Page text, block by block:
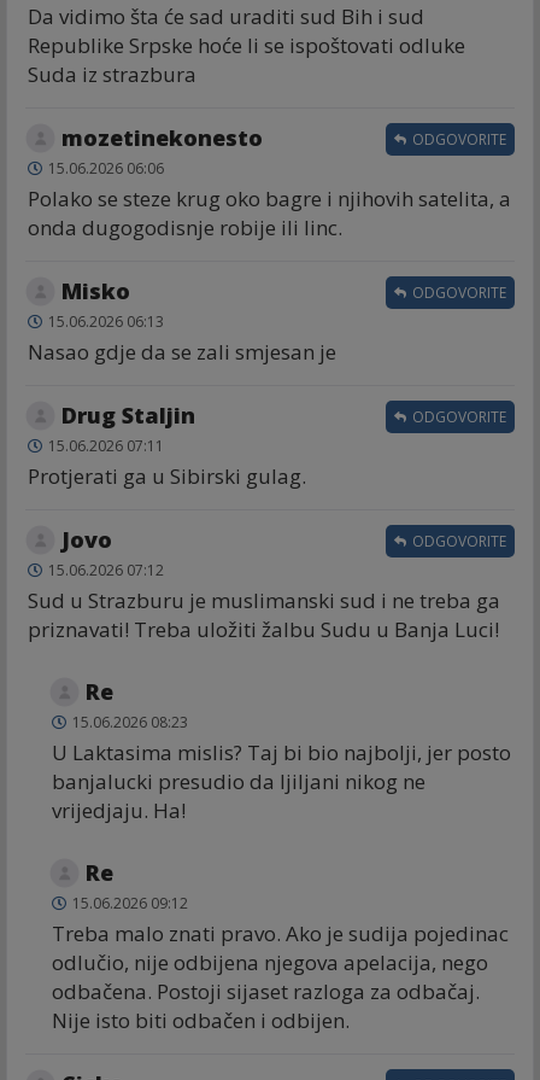
Da vidimo šta će sad uraditi sud Bih i sud
Republike Srpske hoće li se ispoštovati odluke
Suda iz strazbura
mozetinekonesto
15.06.2026 06:06
Polako se steze krug oko bagre i njihovih satelita, a
onda dugogodisnje robije ili linc.
ODGOVORITE
Misko
15.06.2026 06:13
Nasao gdje da se zali smjesan je
ODGOVORITE
Drug Staljin
15.06.2026 07:11
Protjerati ga u Sibirski gulag.
ODGOVORITE
Jovo
15.06.2026 07:12
Sud u Strazburu je muslimanski sud i ne treba ga
priznavati! Treba uložiti žalbu Sudu u Banja Luci!
ODGOVORITE
Re
15.06.2026 08:23
U Laktasima mislis? Taj bi bio najbolji, jer posto
banjalucki presudio da ljiljani nikog ne
vrijedjaju. Ha!
Re
15.06.2026 09:12
Treba malo znati pravo. Ako je sudija pojedinac
odlučio, nije odbijena njegova apelacija, nego
odbačena. Postoji sijaset razloga za odbačaj.
Nije isto biti odbačen i odbijen.